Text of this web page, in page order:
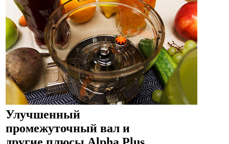
Улучшенный
промежуточный вал и